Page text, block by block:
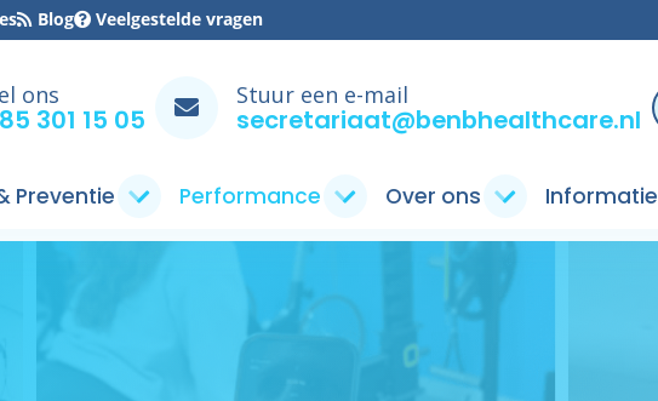
Blog Veelgestelde vragen
ons
301 15 05
Stuur een e-mail
secretariaat@benbhealthcare.nl
Preventie Performance Over ons Informatie